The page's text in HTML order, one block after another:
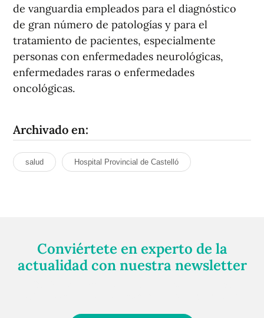
de vanguardia empleados para el diagnóstico
de gran número de patologías y para el
tratamiento de pacientes, especialmente
personas con enfermedades neurológicas,
enfermedades raras o enfermedades
oncológicas.
Archivado en:
salud Hospital Provincial de Castelló
Conviértete en experto de la
actualidad con nuestra newsletter